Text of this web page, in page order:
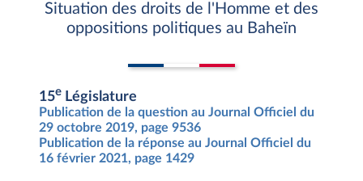
Situation des droits de l'Homme et des
oppositions politiques au Baheïn
15e Législature
Publication de la question au Journal Officiel du
29 octobre 2019, page 9536
Publication de la réponse au Journal Officiel du
16 février 2021, page 1429